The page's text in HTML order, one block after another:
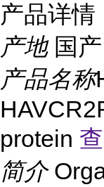
产品详情
产地 国产
产品名称
protein
简介